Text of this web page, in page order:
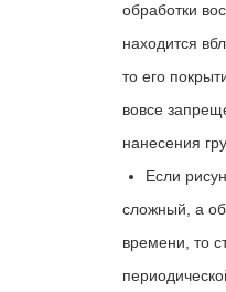
обработки
находится
то его
вовсе
нанесения
Если
сложный, а
времени, то